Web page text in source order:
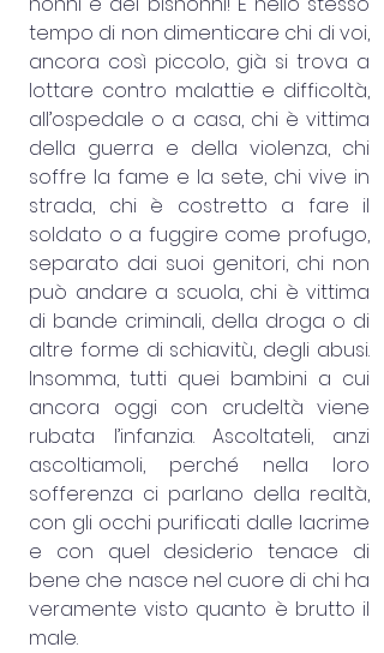
tempo di non dimenticare chi di voi,
ancora così piccolo, già si trova a
lottare contro malattie e difficoltà,
all’ospedale o a casa, chi è vittima
della guerra e della violenza, chi
soffre la fame e la sete, chi vive in
strada, chi è costretto a fare il
soldato o a fuggire come profugo,
separato dai suoi genitori, chi non
può andare a scuola, chi è vittima
di bande criminali, della droga o di
altre forme di schiavitù, degli abusi.
Insomma, tutti quei bambini a cui
ancora oggi con crudeltà viene
rubata l’infanzia. Ascoltateli, anzi
ascoltiamoli, perché nella loro
sofferenza ci parlano della realtà,
con gli occhi purificati dalle lacrime
e con quel desiderio tenace di
bene che nasce nel cuore di chi ha
veramente visto quanto è brutto il
male.